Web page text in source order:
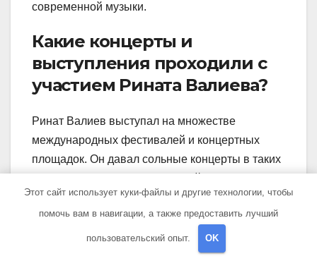
современной музыки.
Какие концерты и
выступления проходили с
участием Рината Валиева?
Ринат Валиев выступал на множестве
международных фестивалей и концертных
площадок. Он давал сольные концерты в таких
Московской Государственной Консерватории,
Концертный зал имени Чайковского в Москве, а
также выступал с оркестрами в России и за
Этот сайт использует куки-файлы и другие технологии, чтобы
помочь вам в навигации, а также предоставить лучший
пользовательский опыт. OK